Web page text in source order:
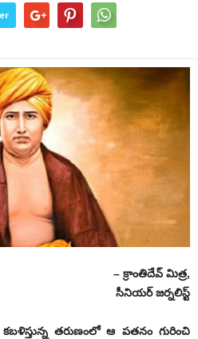
– క్రాంతిదేవ్‌ ‌మిత్ర,
సీనియర్‌ ‌జర్నలిస్ట్
తరుణంలో ఆ పతనం గురించి